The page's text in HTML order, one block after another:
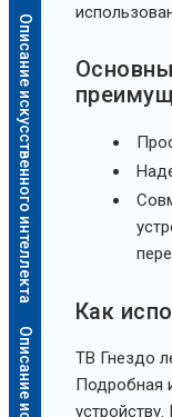
Описание искусственного интеллекта
Как
ТВ Гнездо
Подробная